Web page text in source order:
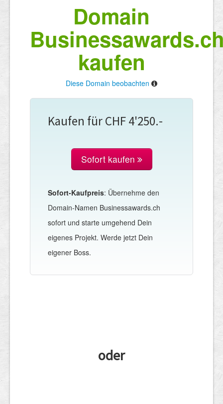
Domain
kaufen
Diese Domain beobachten
Kaufen für CHF 4'250.-
Sofort kaufen
Sofort-Kaufpreis: Übernehme den
Domain-Namen Businessawards.ch
sofort und starte umgehend Dein
eigenes Projekt. Werde jetzt Dein
eigener Boss.
oder